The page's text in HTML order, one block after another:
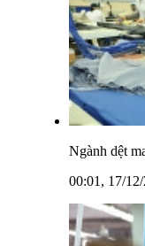
Ngành dệt
00:01, 17/